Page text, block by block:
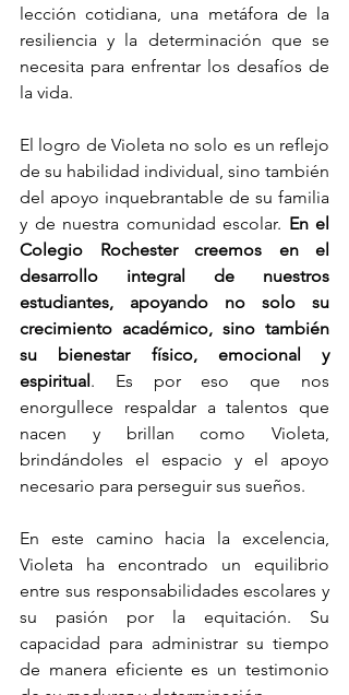
lección cotidiana, una metáfora de la
resiliencia y la determinación que se
necesita para enfrentar los desafíos de
la vida.
El logro de Violeta no solo es un reflejo
de su habilidad individual, sino también
del apoyo inquebrantable de su familia
y de nuestra comunidad escolar. En el
Colegio Rochester creemos en el
desarrollo integral de nuestros
estudiantes, apoyando no solo su
crecimiento académico, sino también
su bienestar físico, emocional y
espiritual . Es por eso que nos
enorgullece respaldar a talentos que
nacen y brillan como Violeta,
brindándoles el espacio y el apoyo
necesario para perseguir sus sueños.
En este camino hacia la excelencia,
Violeta ha encontrado un equilibrio
entre sus responsabilidades escolares y
su pasión por la equitación. Su
capacidad para administrar su tiempo
de manera eficiente es un testimonio